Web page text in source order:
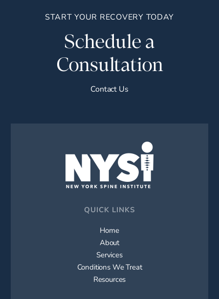
START YOUR RECOVERY TODAY
Schedule a
Consultation
Contact Us
QUICK LINKS
Home
About
Services
Conditions We Treat
Resources